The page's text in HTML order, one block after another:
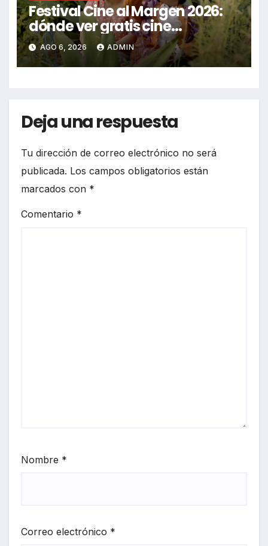
Festival Cine al Margen 2026:
dónde ver gratis cine
mexicano independiente en
CDMX y en línea
AGO 6, 2026 ADMIN
Deja una respuesta
Tu dirección de correo electrónico no será
publicada. Los campos obligatorios están
marcados con *
Comentario *
Nombre *
Correo electrónico *